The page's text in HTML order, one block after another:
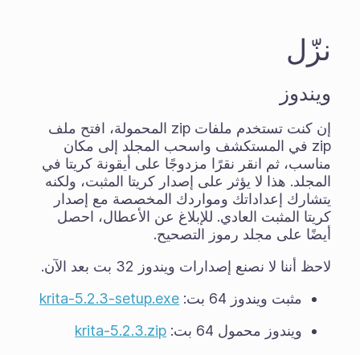
نزّل
ويندوز
إن كنت تستخدم ملفات zip المحمولة، افتح ملف
zip في المستكشف واسحب المجلد إلى مكان
مناسب، ثم انقر نقرًا مزدوجًا على أيقونة كريتا في
المجلد. هذا لا يؤثر على إصدار كريتا المثبت، ولكنه
يتشارك إعداداتك ومواردك المخصصة مع إصدار
كريتا المثبت العادي. للإبلاغ عن الأعطال، احصل
أيضًا على مجلد رموز التصحيح.
لاحظ أننا لا نصنع إصدارات ويندوز 32 بت بعد الآن.
مثبت ويندوز 64 بت:
krita-5.2.3-setup.exe
ويندوز محمول 64 بت:
krita-5.2.3.zip